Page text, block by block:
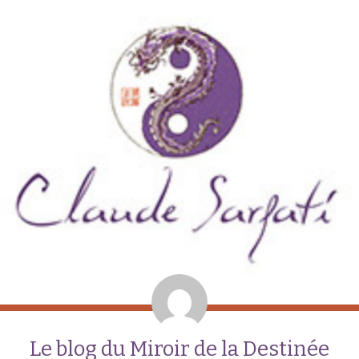
Le blog du Miroir de la Destinée